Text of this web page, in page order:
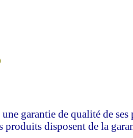
garantie de qualité de
disposent de la